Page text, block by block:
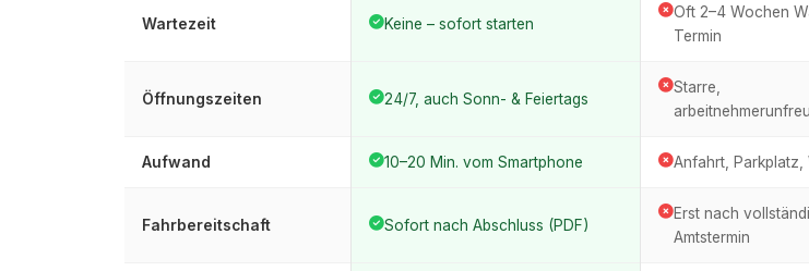
Wartezeit Keine – sofort starten
Oft 2–4 Wochen
Termin
Öffnungszeiten 24/7, auch Sonn- & Feiertags
Starre,
Aufwand 10–20 Min. vom Smartphone Anfahrt, Parkplatz,
Fahrbereitschaft Sofort nach Abschluss (PDF)
Erst nach
Amtstermin